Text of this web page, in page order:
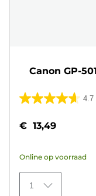
Canon GP-
4.7
4.7
de
sterren.
152
beoordelingen
€ 13,49
Online op voorraad
1